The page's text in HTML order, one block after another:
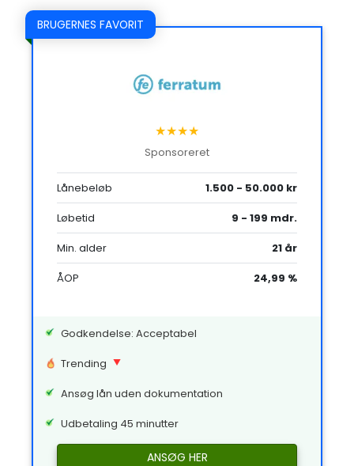
BRUGERNES FAVORIT
★★★★
Sponsoreret
Lånebeløb
1.500 - 50.000 kr
Løbetid
9 - 199 mdr.
Min. alder
21 år
ÅOP
24,99 %
Godkendelse: Acceptabel
Trending
Ansøg lån uden dokumentation
Udbetaling 45 minutter
ANSØG HER